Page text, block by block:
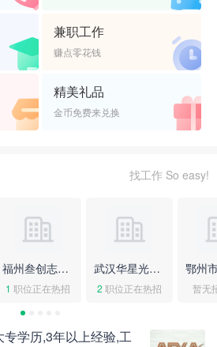
兼职工作
赚点零花钱
精美礼品
金币免费来兑换
找工作 So easy!
福州叁创志成网络科技有限公司
1 职位正在热招
武汉华星光电科技有限公司
2 职位正在热招 暂无
学历,3年以上经验,工